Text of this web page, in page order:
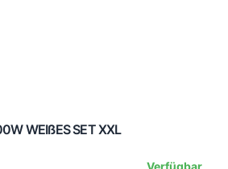
WEIßES SET XXL
Verfügbar